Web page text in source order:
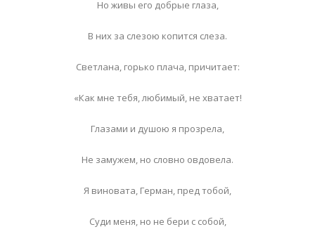
Но живы его добрые глаза,
В них за слезою копится слеза.
Светлана, горько плача, причитает:
«Как мне тебя, любимый, не хватает!
Глазами и душою я прозрела,
Не замужем, но словно овдовела.
Я виновата, Герман, пред тобой,
Суди меня, но не бери с собой,